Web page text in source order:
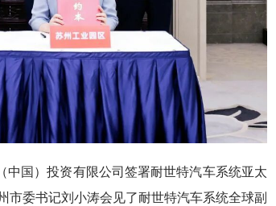
中国）投资有限公司签署耐世特汽车系统亚太
市委书记刘小涛会见了耐世特汽车系统全球副